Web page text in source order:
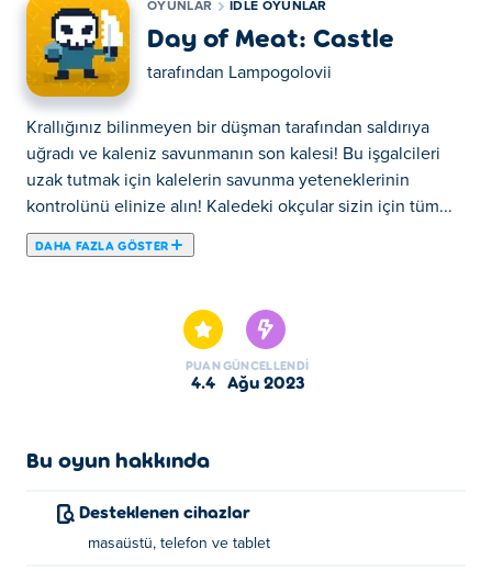
OYUNLAR IDLE OYUNLAR
Day of Meat: Castle
tarafından Lampogolovii
Krallığınız bilinmeyen bir düşman tarafından saldırıya
uğradı ve kaleniz savunmanın son kalesi! Bu işgalcileri
uzak tutmak için kalelerin savunma yeteneklerinin
kontrolünü elinize alın! Kaledeki okçular sizin için tüm...
DAHA FAZLA GÖSTER
uzak tutmak için kalelerin savunma yeteneklerinin
kontrolünü elinize alın! Kaledeki okçular sizin için tüm
atışları yaparken, siz içeridekileri savunmak için sınırlı
benzeri ateş ışınlarına kadar kale için yeni harika
sonsuz canavar dalgalarından koruyun ama bunu
yaparken havalı görünün;)
PUAN
4.4
GÜNCELLENDI
Ağu 2023
Bu oyun hakkında
Desteklenen cihazlar
masaüstü, telefon ve tablet